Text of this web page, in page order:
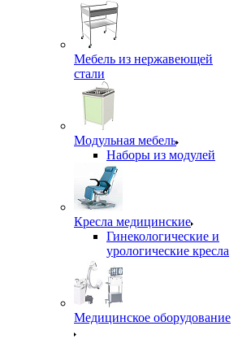
Мебель из нержавеющей
стали
Модульная мебель
Наборы из модулей
Кресла медицинские
Гинекологические и
урологические кресла
Медицинское оборудование